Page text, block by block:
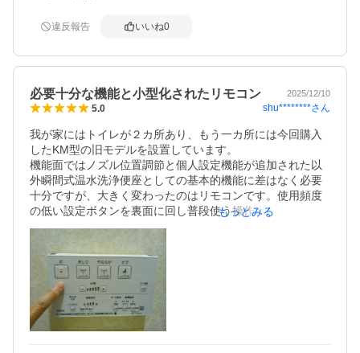
違反報告 いいね0
必要十分な機能と小型化されたリモコン 2025/12/10
5.0 shu********さん
我が家にはトイレが２カ所あり、もう一カ所には今回購入
したKM型の旧モデルを設置しています。
機能面ではノズル位置調節と個人設定機能が追加された以
外瞬間式温水洗浄便座としての基本的機能に差はなく必要
十分ですが、大きく変わったのはリモコンです。使用頻度
の低い設定ボタンを裏面に回し普段使う操作ボタンはやわ
らかボタンを廃止するとともにムーブ機能を独立させて一
回り小さくし筐体を小型化しています。
また、作動状況を示すランプが便フタを閉めると見えなく
なるかたちに変更されました。
あと新旧問わずですが、我が家だけあるいはKM型だけの問
題か分かりかねますが、以前使用していた同じくTOTOの
貯湯式では感じなかった作動時のウォーターハンマーが発
生します。
もっとみる